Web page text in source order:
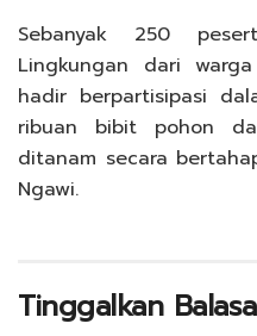
Sebanyak 250
Lingkungan dari
hadir berpartisipasi
ribuan bibit pohon
ditanam secara
Ngawi.
Tinggalkan